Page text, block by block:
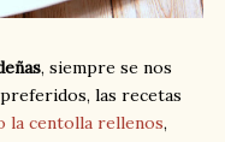
, siempre se nos
las recetas
la centolla rellenos,